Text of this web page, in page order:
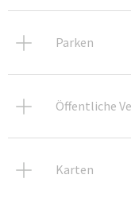
Parken
Öffentliche
Karten